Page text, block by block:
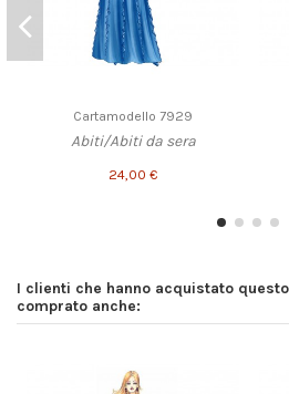
Cartamodello 7929
Abiti/Abiti da sera
24,00 €
I clienti che hanno acquistato
comprato anche: